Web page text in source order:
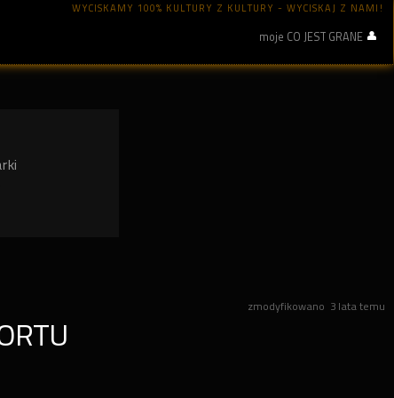
WYCISKAMY 100% KULTURY Z KULTURY - WYCISKAJ Z NAMI!
moje CO JEST GRANE
zmodyfikowano 3 lata temu